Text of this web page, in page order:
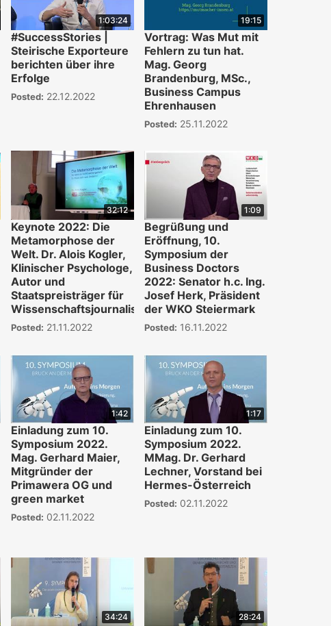
1:03:24
#SuccessStories |
Steirische Exporteure
berichten über ihre
Erfolge
Posted: 22.12.2022
19:15
Vortrag: Was Mut mit
Fehlern zu tun hat.
Mag. Georg
Brandenburg, MSc.,
Business Campus
Ehrenhausen
Posted: 25.11.2022
32:12
Keynote 2022: Die
Metamorphose der
Welt. Dr. Alois Kogler,
Klinischer Psychologe,
Autor und
Staatspreisträger für
Wissenschaftsjournalismus
Posted: 21.11.2022
1:09
Begrüßung und
Eröffnung, 10.
Symposium der
Business Doctors
2022: Senator h.c. Ing.
Josef Herk, Präsident
der WKO Steiermark
Posted: 16.11.2022
1:42
Einladung zum 10.
Symposium 2022.
Mag. Gerhard Maier,
Mitgründer der
Primawera OG und
green market
Posted: 02.11.2022
1:17
Einladung zum 10.
Symposium 2022.
MMag. Dr. Gerhard
Lechner, Vorstand bei
Hermes-Österreich
Posted: 02.11.2022
34:24 28:24